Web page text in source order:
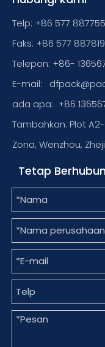
Telp: +86 577
Faks: +86 577
Telepon: +86-
E-mail:
ada apa: +86
Tambahkan: Plot
Zona, Wenzhou,
Tetap